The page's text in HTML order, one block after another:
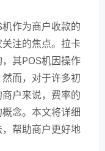
作为商户收款的
注的焦点。拉卡
其POS机因操作
而，对于许多初
户来说，费率的
念。本文将详细
帮助商户更好地